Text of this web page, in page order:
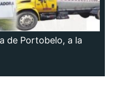
de Portobelo, a la